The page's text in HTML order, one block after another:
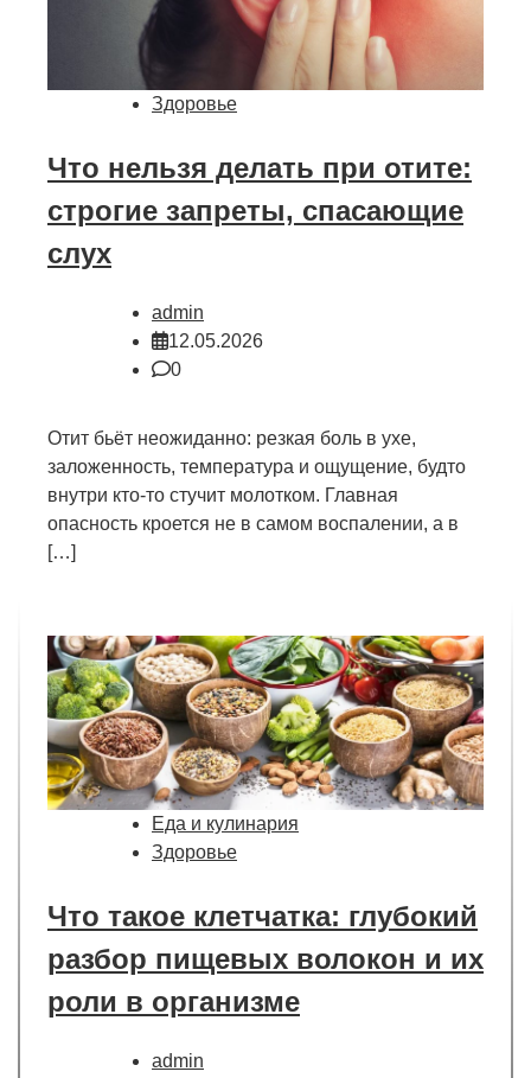
Здоровье
Что нельзя делать при отите:
строгие запреты, спасающие
слух
admin
12.05.2026
0
Отит бьёт неожиданно: резкая боль в ухе,
заложенность, температура и ощущение, будто
внутри кто-то стучит молотком. Главная
опасность кроется не в самом воспалении, а в
[…]
Еда и кулинария
Здоровье
Что такое клетчатка: глубокий
разбор пищевых волокон и их
роли в организме
admin